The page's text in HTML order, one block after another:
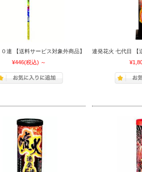
連 【送料サービス対象外商品】
¥446(税込) ～
連発花火 七代目 【